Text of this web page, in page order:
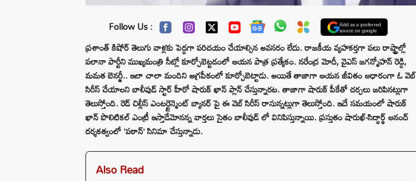
Follow Us : Add as a preferred
source on google
ప్రశాంత్ కిషోర్ తెలుగు వాళ్లకు పెద్దగా పరిచయం చేయాల్సిన అవసరం లేదు. రాజకీయ వ్యహకర్తగా పలు రాష్ట్రాల్లో
పలానా పార్టీని ముఖ్యమంత్రి సీట్లో కూర్చోబెట్టడంలో ఆయన పాత్ర ప్రత్యేకం. నరేంద్ర మోదీ, వైఎస్ జగన్మోహన్ రెడ్డి,
మమత బెనర్జీ.. ఇలా చాలా మందిని అగ్రపీఠంలో కూర్చోబెట్టాడు. అయితే తాజాగా ఆయన జీవితం ఆధారంగా ఓ వెబ్
సిరీస్ చేయాలని బాలీవుడ్ స్టార్ హీరో షారుక్ ఖాన్ ప్లాన్ చేస్తున్నారట. తాజాగా షారుక్ పీకేతో చర్చలు జరిపినట్లుగా
తెలుస్తోంది. రెడ్ చిల్లీస్ ఎంటర్టైన్మెంట్ బ్యానర్ పై ఈ వెబ్ సిరీస్ రానున్నట్లుగా తెలుస్తోంది. ఇదే సమయంలో షారుక్
ఖాన్ పొలిటికల్ ఎంట్రీ ఇస్తాడేమోనన్న వార్తలు సైతం బాలీవుడ్ లో వినిపిస్తున్నాయి. ప్రస్తుతం షారుఖ్-సిద్ధార్థ్ ఆనంద్
దర్శకత్వంలో ‘పఠాన్’ సినిమా చేస్తున్నాడు.
Also Read